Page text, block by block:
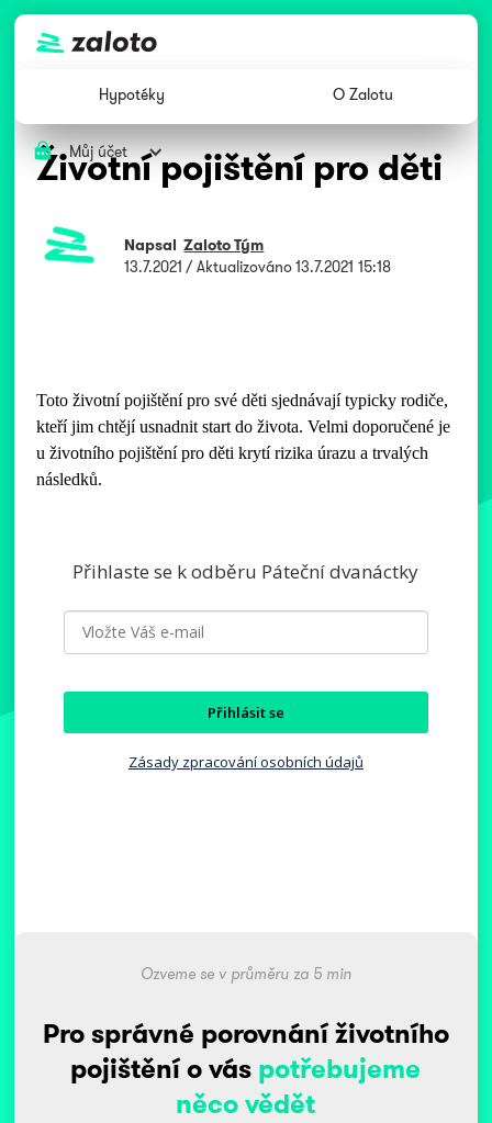
Hypotéky O Zalotu
Můj účet
Životní pojištění pro děti
Napsal Zaloto Tým
13.7.2021 / Aktualizováno13.7.2021 15:18
Toto životní pojištění pro své děti sjednávají typicky rodiče,
kteří jim chtějí usnadnit start do života. Velmi doporučené je
u životního pojištění pro děti krytí rizika úrazu a trvalých
následků.
Přihlaste se k odběru Páteční dvanáctky
Přihlásit se
Zásady zpracování osobních údajů
Ozveme se v průměru za 5 min
Pro správné porovnání životního
pojištění o vás potřebujeme
něco vědět